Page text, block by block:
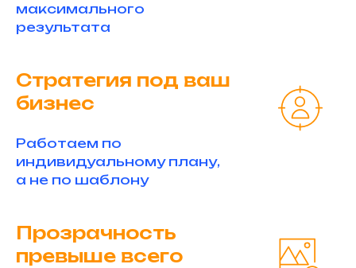
максимального
результата
Стратегия под ваш
бизнес
Работаем по
индивидуальному плану,
а не по шаблону
Прозрачность
превыше всего